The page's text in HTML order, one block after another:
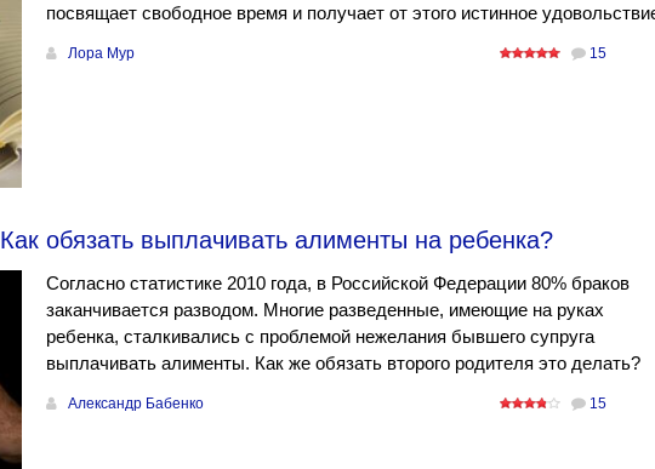
посвящает свободное время и получает от этого истинное
Лора Мур 15
Как обязать выплачивать алименты на ребенка?
Согласно статистике 2010 года, в Российской Федерации 80% браков
заканчивается разводом. Многие разведенные, имеющие на руках
ребенка, сталкивались с проблемой нежелания бывшего супруга
выплачивать алименты. Как же обязать второго родителя это делать?
Александр Бабенко 15